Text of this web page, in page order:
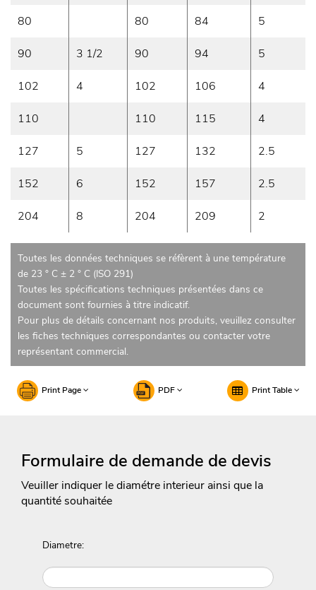
80 80 84 5
90 3 1/2 90 94 5
102 4 102 106 4
110 110 115 4
127 5 127 132 2.5
152 6 152 157 2.5
204 8 204 209 2
Toutes les données techniques se réfèrent à une température
de 23 ° C ± 2 ° C (ISO 291)
Toutes les spécifications techniques présentées dans ce
document sont fournies à titre indicatif.
Pour plus de détails concernant nos produits, veuillez consulter
les fiches techniques correspondantes ou contacter votre
représentant commercial.
Print Page PDF Print Table
Formulaire de demande de devis
Veuiller indiquer le diamétre interieur ainsi que la
quantité souhaitée
Diametre: